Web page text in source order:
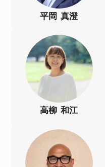
平岡 真澄
高柳 和江